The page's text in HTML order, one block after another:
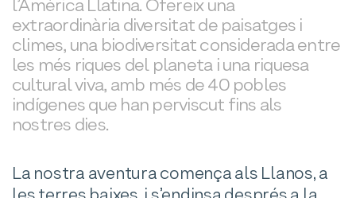
l’Amèrica Llatina. Ofereix una
extraordinària diversitat de paisatges i
climes, una biodiversitat considerada entre
les més riques del planeta i una riquesa
cultural viva, amb més de 40 pobles
indígenes que han perviscut fins als
nostres dies.
La nostra aventura comença als Llanos, a